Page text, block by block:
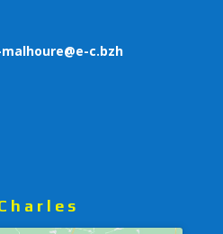
c.bzh